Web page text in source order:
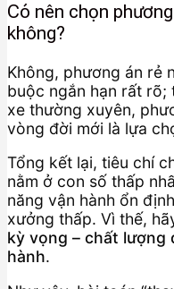
Có nên chọn
không?
Không, phương án rẻ
buộc ngắn hạn rất
xe thường xuyên,
vòng đời mới là lựa
Tổng kết lại, tiêu chí
nằm ở con số thấp
năng vận hành ổn
xưởng thấp. Vì thế,
kỳ vọng – chất lượng
hành.